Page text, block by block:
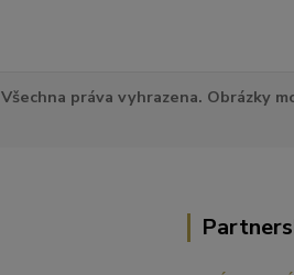
Všechna práva vyhrazena. Obrázky